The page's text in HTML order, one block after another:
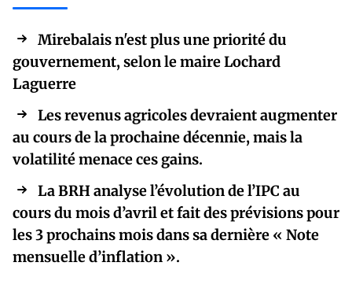
Mirebalais n'est plus une priorité du
gouvernement, selon le maire Lochard
Laguerre
Les revenus agricoles devraient augmenter
au cours de la prochaine décennie, mais la
volatilité menace ces gains.
La BRH analyse l’évolution de l’IPC au
cours du mois d’avril et fait des prévisions pour
les 3 prochains mois dans sa dernière « Note
mensuelle d’inflation ».